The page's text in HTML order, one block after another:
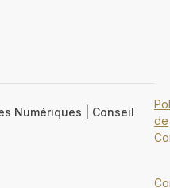
Numériques | Conseil
de